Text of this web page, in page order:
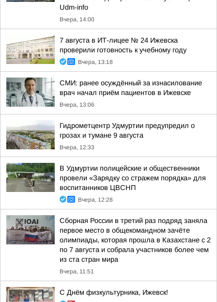
Udm-info
Вчера, 14:00
7 августа в ИТ-лицее № 24 Ижевска
проверили готовность к учебному году
Вчера, 13:18
СМИ: ранее осуждённый за изнасилование
врач начал приём пациентов в Ижевске
Вчера, 13:06
Гидрометцентр Удмуртии предупредил о
грозах и тумане 9 августа
Вчера, 12:33
В Удмуртии полицейские и общественники
провели «Зарядку со стражем порядка» для
воспитанников ЦВСНП
Вчера, 12:28
Сборная России в третий раз подряд заняла
первое место в общекомандном зачёте
олимпиады, которая прошла в Казахстане с 2
по 7 августа и собрала участников более чем
из ста стран мира
Вчера, 11:51
С Днём физкультурника, Ижевск!